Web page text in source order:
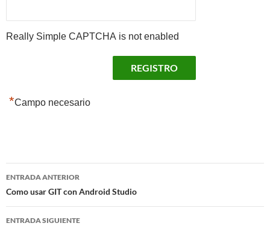
Really Simple CAPTCHA is not enabled
*Campo necesario
Navegación
de
entradas
ENTRADA ANTERIOR
Como usar GIT con Android Studio
ENTRADA SIGUIENTE